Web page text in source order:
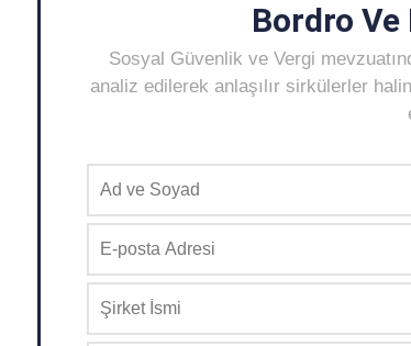
Bordro
Sosyal Güvenlik ve Vergi
analiz edilerek anlaşılır sirkülerler